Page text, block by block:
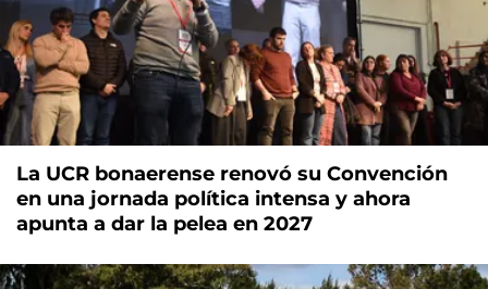
La UCR bonaerense renovó su Convención
en una jornada política intensa y ahora
apunta a dar la pelea en 2027